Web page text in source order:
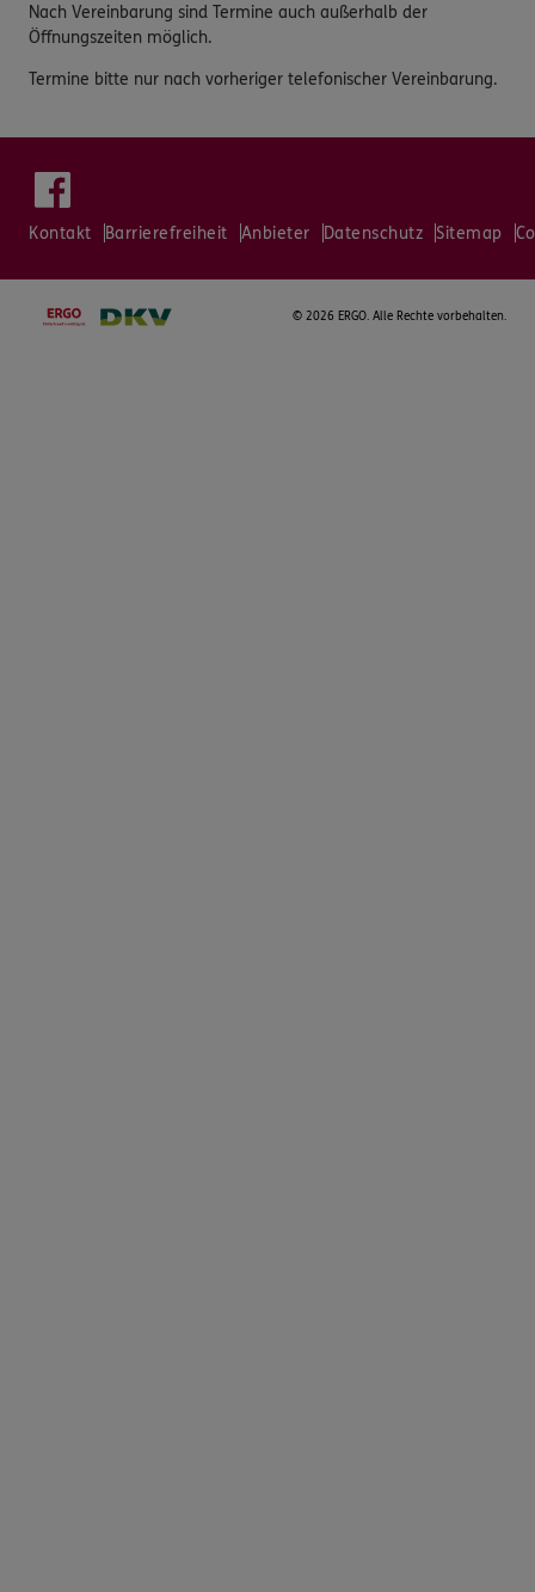
Nach Vereinbarung sind Termine auch außerhalb der
Öffnungszeiten möglich.
Termine bitte nur nach vorheriger telefonischer Vereinbarung.
Kontakt Barrierefreiheit Anbieter Datenschutz Sitemap
© 2026 ERGO. Alle Rechte vorbehalten.